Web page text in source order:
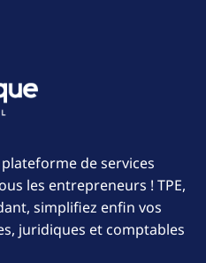
plateforme de services
les entrepreneurs ! TPE,
simplifiez enfin vos
juridiques et comptables